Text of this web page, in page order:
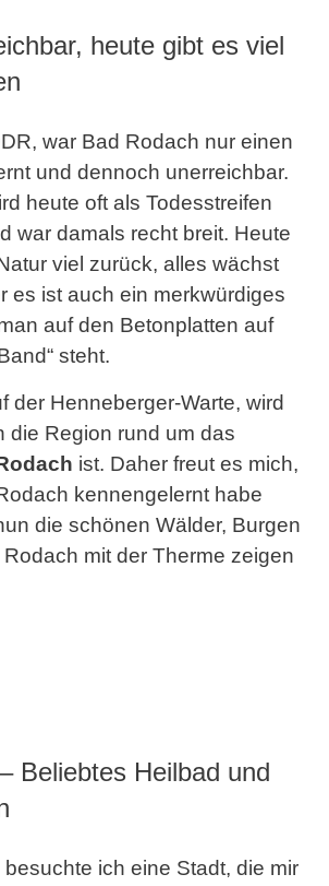
heute gibt es viel
war Bad Rodach nur einen
und dennoch unerreichbar.
heute oft als Todesstreifen
war damals recht breit. Heute
viel zurück, alles wächst
es ist auch ein merkwürdiges
auf den Betonplatten auf
steht.
der Henneberger-Warte, wird
die Region rund um das
ist. Daher freut es mich,
kennengelernt habe
die schönen Wälder, Burgen
mit der Therme zeigen
Beliebtes Heilbad und
ich eine Stadt, die mir